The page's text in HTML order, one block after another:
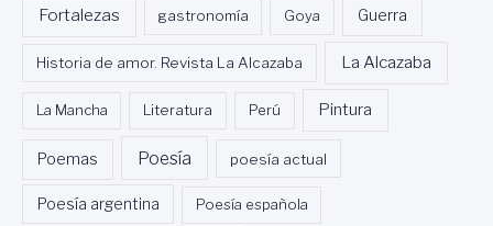
Fortalezas gastronomía Goya Guerra
Historia de amor. Revista La Alcazaba La Alcazaba
La Mancha Literatura Perú Pintura
Poemas Poesía poesía actual
Poesía argentina Poesía española